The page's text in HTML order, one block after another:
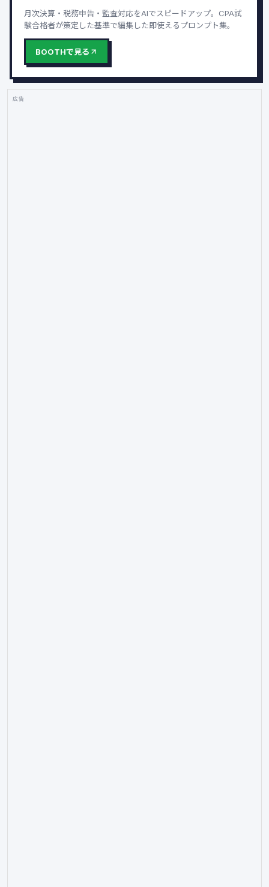
月次決算・税務申告・監査対応をAIでスピードアップ。CPA試
験合格者が策定した基準で編集した即使えるプロンプト集。
BOOTHで見る
広告